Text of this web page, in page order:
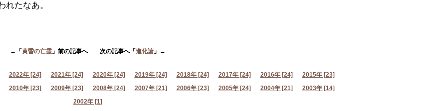
たなあ。
←「 黄昏の亡霊 」前の記事へ 次の記事へ「 進化論 」→
2022年 [24] 2021年 [24] 2020年 [24] 2019年 [24] 2018年 [24] 2017年 [24] 2016年 [24]
2015年 [23]
2010年 [23] 2009年 [23] 2008年 [24] 2007年 [21] 2006年 [23] 2005年 [24] 2004年 [21]
2003年 [14]
2002年 [1]